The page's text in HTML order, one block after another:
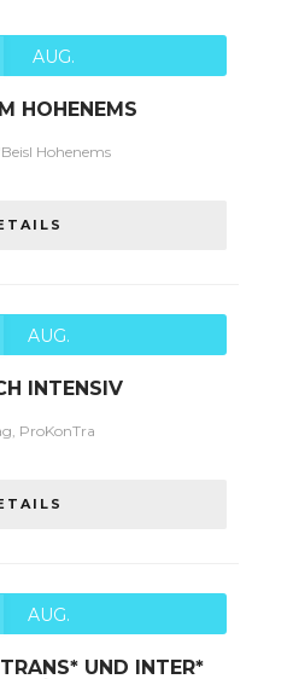
AUG.
HOHENEMS
Hohenems
AUG.
INTENSIV
ProKonTra
AUG.
UND INTER*